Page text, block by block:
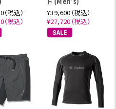
税込）
税込）
¥39,600（税込）
¥27,720（税込）